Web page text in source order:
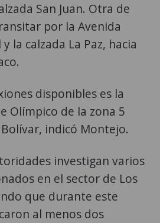
San Juan. Otra de
por la Avenida
la calzada La Paz, hacia
disponibles es la
Olímpico de la zona 5
indicó Montejo.
investigan varios
en el sector de Los
que durante este
al menos dos